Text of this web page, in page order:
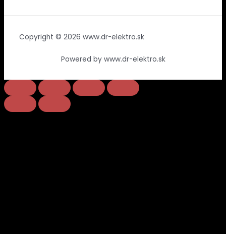
Copyright © 2026 www.dr-elektro.sk
Powered by www.dr-elektro.sk